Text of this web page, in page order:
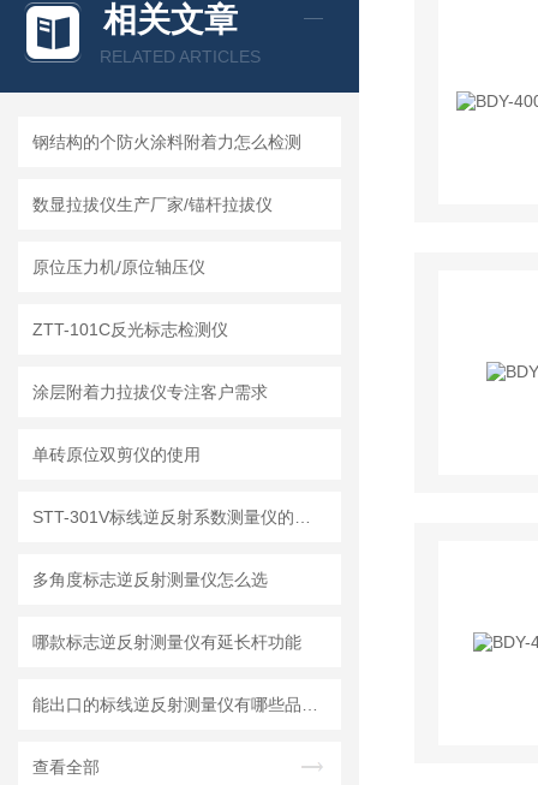
相关文章
RELATED ARTICLES
钢结构的个防火涂料附着力怎么检测
数显拉拔仪生产厂家/锚杆拉拔仪
原位压力机/原位轴压仪
ZTT-101C反光标志检测仪
涂层附着力拉拔仪专注客户需求
单砖原位双剪仪的使用
多角度标志逆反射测量仪怎么选
哪款标志逆反射测量仪有延长杆功能
查看全部